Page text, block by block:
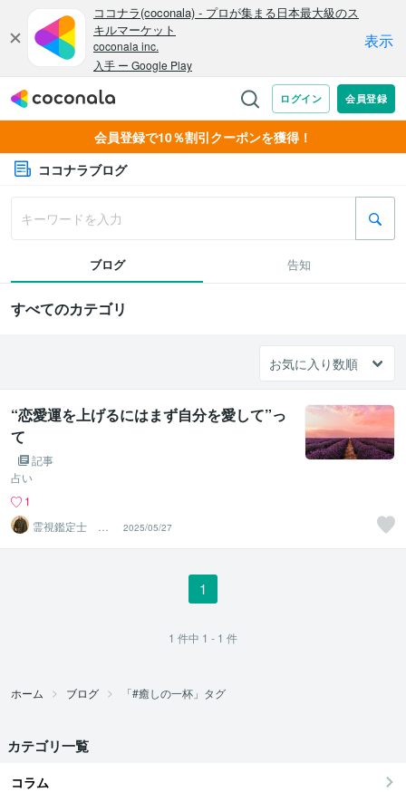
会員登録で10％割引クーポンを獲得！
ココナラブログ
ブログ 告知
すべてのカテゴリ
“恋愛運を上げるにはまず自分を愛して”っ
て
記事
占い
1
霊視鑑定士 月
詠
2025/05/27
1
1 件中 1 - 1 件
ホーム ブログ 「#癒しの一杯」タグ
カテゴリ一覧
コラム